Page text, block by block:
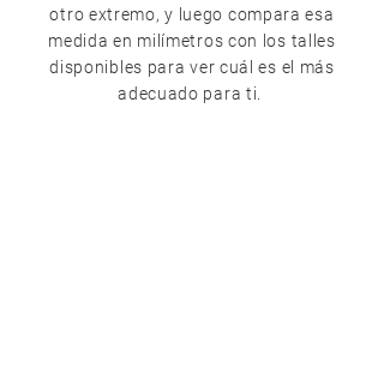
otro extremo, y luego compara esa
medida en milímetros con los talles
disponibles para ver cuál es el más
adecuado para ti.